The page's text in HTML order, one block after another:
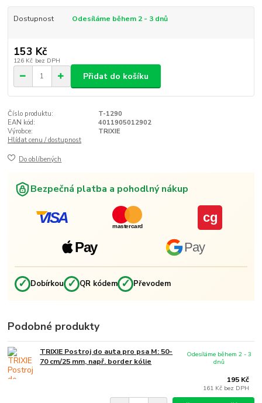
Dostupnost Odesíláme během 2 - 3 dnů
153 Kč
126 Kč bez DPH
Přidat do košíku
Číslo produktu:
T-1290
EAN kód:
4011905012902
Výrobce:
TRIXIE
Hlídat cenu / dostupnost
Do oblíbených
Bezpečná platba a pohodlný nákup
VISA mastercard
Pay Pay
cg
✓ Dobírkou ✓ QR kódem ✓ Převodem
Podobné produkty
TRIXIE Postroj do auta pro psa M: 50-
70 cm/25 mm, např. border kólie
195 Kč
161 Kč bez DPH
Odesíláme během 2 - 3
dnů